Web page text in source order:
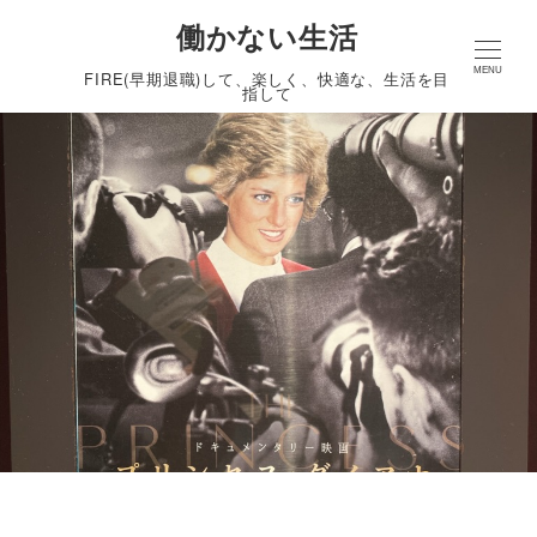
働かない生活
FIRE(早期退職)して、楽しく、快適な、生活を目
指して
MENU